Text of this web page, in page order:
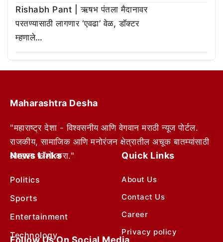
Rishabh Pant | ऋषभ पंतला मैदानावर
परतण्यासाठी लागणार ‘एवढा’ वेळ, डॉक्टर
म्हणाले…
Maharashtra Desha
"महाराष्ट्र देशा - विश्वसनीय आणि वेगवान मराठी न्यूज पोर्टल.
राजकीय, सामाजिक आणि मनोरंजन क्षेत्रातील अचूक बातम्यांसाठी
आम्हाला फॉलो करा."
News Links
Politics
Sports
Entertainment
Technology
Quick Links
About Us
Contact Us
Career
Privacy policy
Follow Us On Social Media